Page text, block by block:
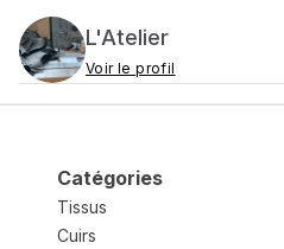
L'Atelier
Voir le profil
Catégories
Tissus
Cuirs